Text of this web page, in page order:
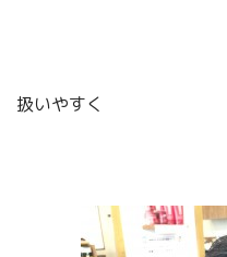
扱いやすく